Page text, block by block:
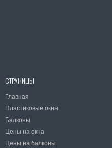
СТРАНИЦЫ
Главная
Пластиковые окна
Балконы
Цены на окна
Цены на балконы